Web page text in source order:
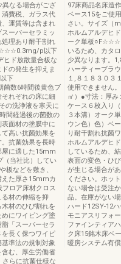
異なる場合がござ
費税、ガラス代
、運賃等は含まれ
ーパーセラミッ
理あり耐干割れ
p以下
ド放散量合板な
の発生を抑えま
下
菌数6時間後黄色ブ
れぞれの床に細
の洗浄液を寒天に
間経過後の菌数の
面材の塗膜中に
高い抗菌効果を
抗菌効果を長時
屋に適した15mm
（当社比）してい
板などを敷き、
えた厚さ15mmカ
ロア床材クロス
材の伸縮を抑
材のひび割れを
にワイピング塗
「スーパーセラ
を長く保つワイピ
準法の規制対象
む、厚生労働省
らに抗菌仕様な
97床商品名床造
ベース15をご使
さい。サイズ（
ホルムアルデヒ
ーク単板
いるため、カタ
少異なります。
ハーティーブラ
１,８１８３０３
使用できません
㎡）●寸法：厚み
ケース６枚入り
３本溝）オーク
ウン色）色）ベ
り耐干割れ抗菌
ホルムアルデヒ
しているため、
表面の変色・ひ
が生じる場合が
ください。ホッ
ない場合は受注
品。在庫がない
ハード12SY-12
モニアスリフォ
ファインティア
ク床15銘木床ベ
暖房システム有